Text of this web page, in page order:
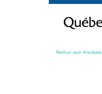
contenu
Retour aux résultats